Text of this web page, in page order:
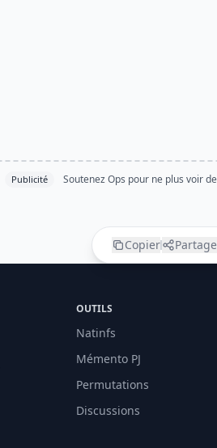
Publicité Soutenez Ops pour ne plus voir
Copier
OUTILS
Natinfs
Mémento PJ
Permutations
Discussions